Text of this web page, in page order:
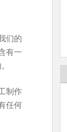
们的
有一
制作
任何